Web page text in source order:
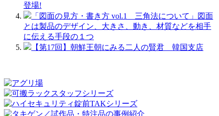
登場!
「図面の見方・書き方 vol.1 三角法について」図面
とは製品のデザイン、大きさ、動き、材質などを相手
に伝える手段の１つ
【第17回】朝鮮王朝にみる二人の賢君 韓国支店